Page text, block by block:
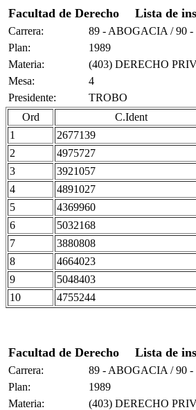
Facultad de Derecho Lista de
Carrera:
89 - ABOGACIA / 90
Plan:
1989
Materia:
(403) DERECHO
Mesa:
4
Presidente:
TROBO
Ord
C.Ident
1
2677139
2 4975727
3 3921057
4 4891027
5 4369960
6 5032168
7 3880808
8 4664023
9 5048403
10 4755244
Facultad de Derecho Lista de
Carrera:
89 - ABOGACIA / 90
Plan:
1989
Materia:
(403) DERECHO